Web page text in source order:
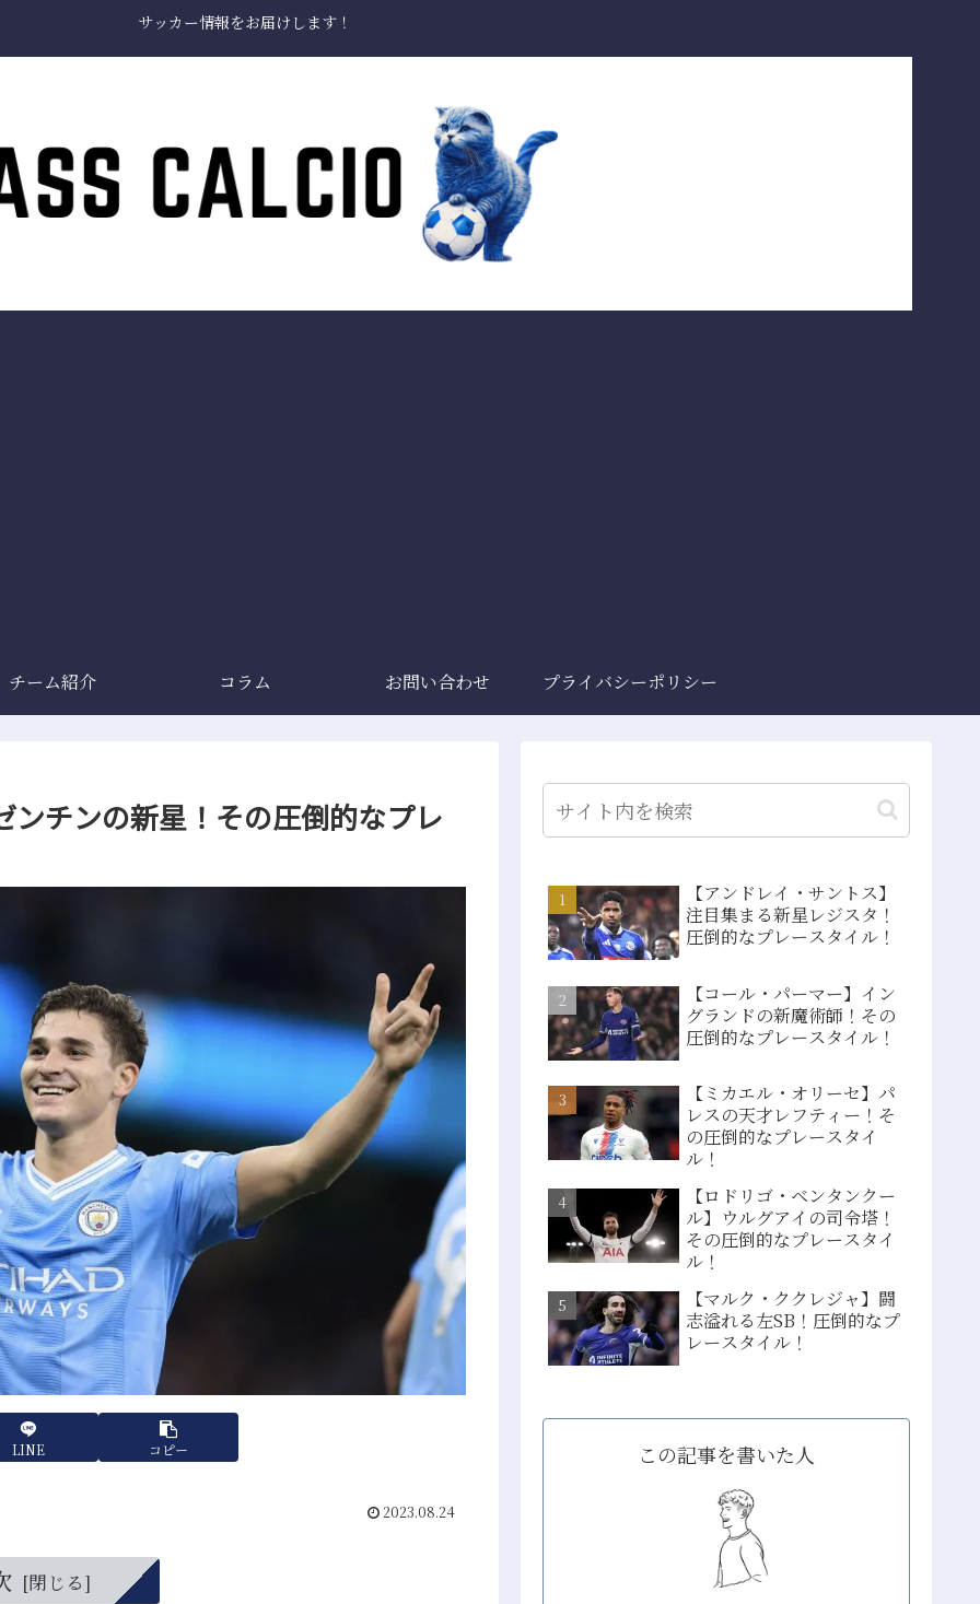
サッカー情報をお届けします！
チーム紹介 コラム お問い合わせ プライバシーポリシー
チンの新星！その圧倒的なプレ
LINE コピー
2023.08.24
【アンドレイ・サントス】
注目集まる新星レジスタ！
圧倒的なプレースタイル！
【コール・パーマー】イン
グランドの新魔術師！その
圧倒的なプレースタイル！
【ミカエル・オリーセ】パ
レスの天才レフティー！そ
の圧倒的なプレースタイ
ル！
【ロドリゴ・ベンタンクー
ル】ウルグアイの司令塔！
その圧倒的なプレースタイ
ル！
【マルク・ククレジャ】闘
志溢れる左SB！圧倒的なプ
レースタイル！
この記事を書いた人